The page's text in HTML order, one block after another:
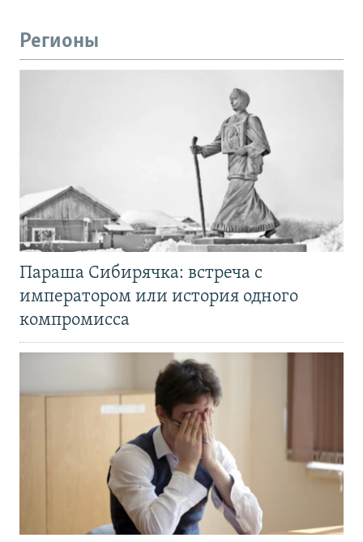
Регионы
Параша Сибирячка: встреча с
императором или история одного
компромисса